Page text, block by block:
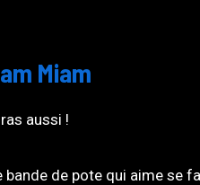
Miam
aussi !
bande de pote qui aime se